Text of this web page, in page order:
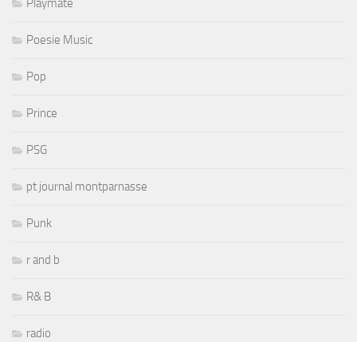
Playmate
Poesie Music
Pop
Prince
PSG
pt journal montparnasse
Punk
r and b
R& B
radio